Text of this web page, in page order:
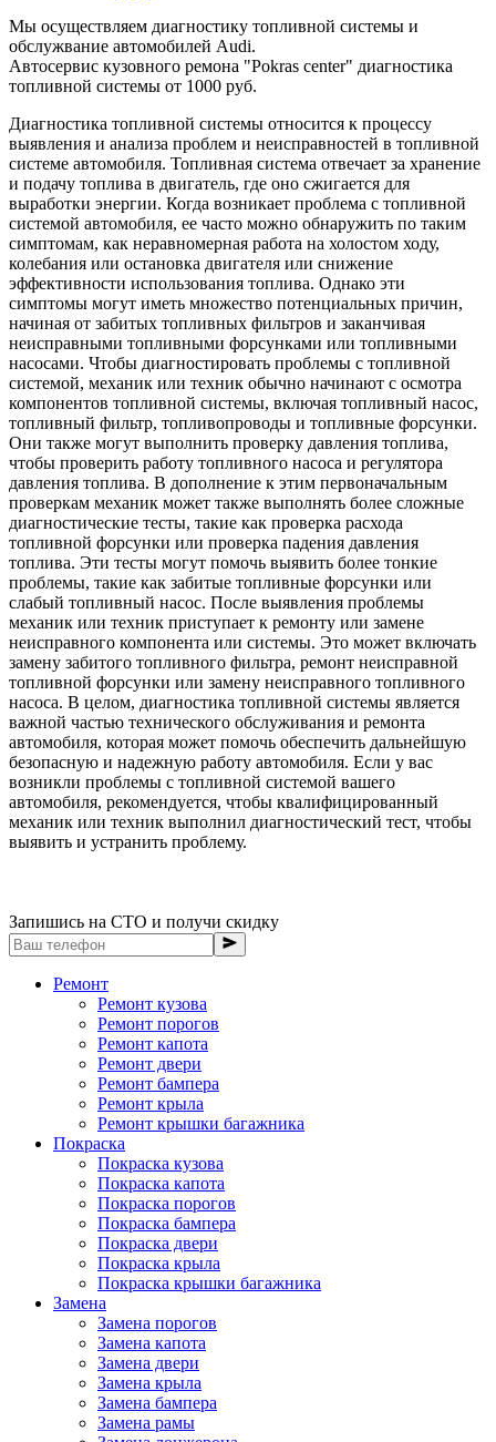
Мы осуществляем диагностику топливной системы и
обслужвание автомобилей Audi.
Автосервис кузовного ремона "Pokras center" диагностика
топливной системы от 1000 руб.
Диагностика топливной системы относится к процессу
выявления и анализа проблем и неисправностей в топливной
системе автомобиля. Топливная система отвечает за хранение
и подачу топлива в двигатель, где оно сжигается для
выработки энергии. Когда возникает проблема с топливной
системой автомобиля, ее часто можно обнаружить по таким
симптомам, как неравномерная работа на холостом ходу,
колебания или остановка двигателя или снижение
эффективности использования топлива. Однако эти
симптомы могут иметь множество потенциальных причин,
начиная от забитых топливных фильтров и заканчивая
неисправными топливными форсунками или топливными
насосами. Чтобы диагностировать проблемы с топливной
системой, механик или техник обычно начинают с осмотра
компонентов топливной системы, включая топливный насос,
топливный фильтр, топливопроводы и топливные форсунки.
Они также могут выполнить проверку давления топлива,
чтобы проверить работу топливного насоса и регулятора
давления топлива. В дополнение к этим первоначальным
проверкам механик может также выполнять более сложные
диагностические тесты, такие как проверка расхода
топливной форсунки или проверка падения давления
топлива. Эти тесты могут помочь выявить более тонкие
проблемы, такие как забитые топливные форсунки или
слабый топливный насос. После выявления проблемы
механик или техник приступает к ремонту или замене
неисправного компонента или системы. Это может включать
замену забитого топливного фильтра, ремонт неисправной
топливной форсунки или замену неисправного топливного
насоса. В целом, диагностика топливной системы является
важной частью технического обслуживания и ремонта
автомобиля, которая может помочь обеспечить дальнейшую
безопасную и надежную работу автомобиля. Если у вас
возникли проблемы с топливной системой вашего
автомобиля, рекомендуется, чтобы квалифицированный
механик или техник выполнил диагностический тест, чтобы
выявить и устранить проблему.
Запишись на СТО и получи скидку
Ремонт
Ремонт кузова
Ремонт порогов
Ремонт капота
Ремонт двери
Ремонт бампера
Ремонт крыла
Ремонт крышки багажника
Покраска
Покраска кузова
Покраска капота
Покраска порогов
Покраска бампера
Покраска двери
Покраска крыла
Покраска крышки багажника
Замена
Замена порогов
Замена капота
Замена двери
Замена крыла
Замена бампера
Замена рамы